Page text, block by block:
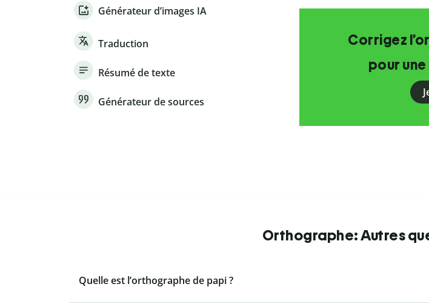
Générateur d’images IA
Traduction
Résumé de texte
Générateur de sources
Corrigez
pour
Orthographe: Autres
Quelle est l’orthographe de papi ?